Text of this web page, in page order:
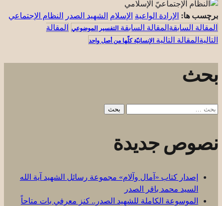
برچسب ها: الإرادة الواعية الإسلام الشهيد الصدر
النظام الإجتماعي
المقالة السابقة التفسير الموضوعي
المقالة التالية الإنسانيّة كلّها من أصل واحد
بحث
البحث
نصوص جديدة
إصدار كتاب «آمال وآلام» مجموعة رسائل الشهيد آية الله
السيد محمد باقر الصدر
الموسوعة الكاملة للشهيد الصدر.. كنز معرفي بات متاحاً